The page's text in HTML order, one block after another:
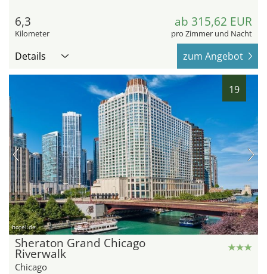
6,3
Kilometer
ab 315,62 EUR
pro Zimmer und Nacht
Details zum Angebot
19
hotel.de
Sheraton Grand Chicago
Riverwalk
Chicago